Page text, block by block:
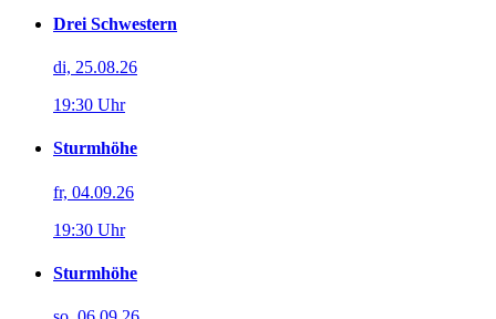
Drei Schwestern
di, 25.08.26
19:30 Uhr
Sturmhöhe
fr, 04.09.26
19:30 Uhr
Sturmhöhe